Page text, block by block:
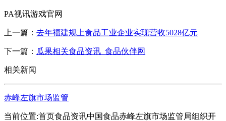
PA视讯游戏官网
上一篇： 去年福建规上食品工业企业实现营收5028亿元
下一篇： 瓜果相关食品资讯_食品伙伴网
相关新闻
赤峰左旗市场监管
当前位置:首页食品资讯中国食品赤峰左旗市场监管局组织开